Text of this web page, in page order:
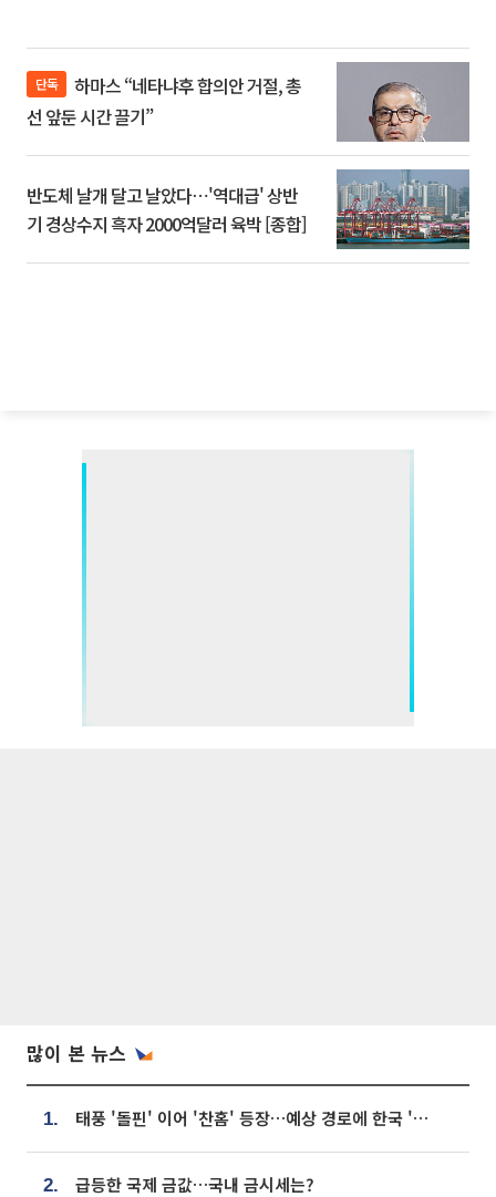
단독
선 앞둔 시간 끌기”
반도체 날개 달고 날았다⋯'역대급' 상반
기 경상수지 흑자 2000억달러 육박 [종합]
많이 본 뉴스
1. 태풍 '돌핀' 이어 '찬홈' 등장…예상 경로에 한국 '한숨'
2. 급등한 국제 금값…국내 금시세는?